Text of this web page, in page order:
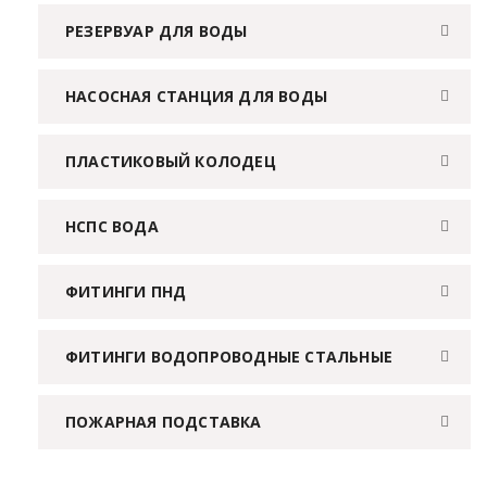
РЕЗЕРВУАР ДЛЯ ВОДЫ
НАСОСНАЯ СТАНЦИЯ ДЛЯ ВОДЫ
ПЛАСТИКОВЫЙ КОЛОДЕЦ
НСПС ВОДА
ФИТИНГИ ПНД
ФИТИНГИ ВОДОПРОВОДНЫЕ СТАЛЬНЫЕ
ПОЖАРНАЯ ПОДСТАВКА